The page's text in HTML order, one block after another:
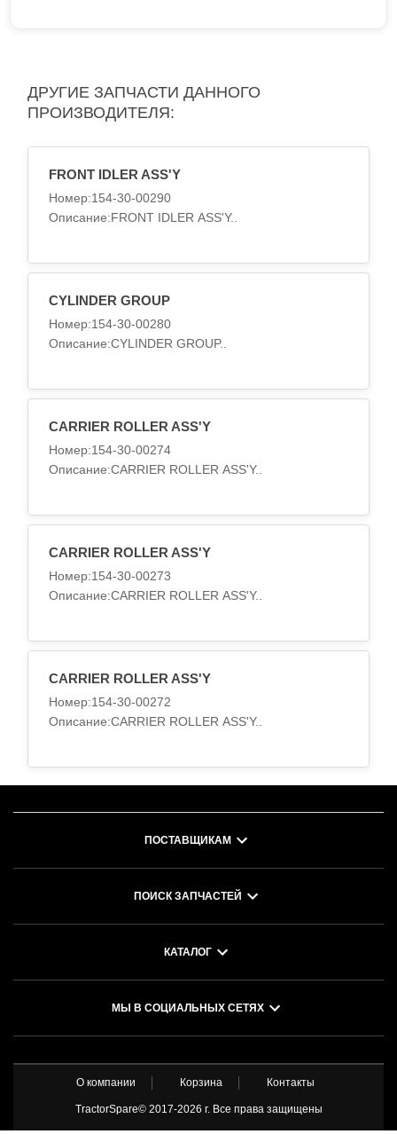
ДРУГИЕ ЗАПЧАСТИ ДАННОГО
ПРОИЗВОДИТЕЛЯ:
FRONT IDLER ASS'Y
Номер:154-30-00290
Описание:FRONT IDLER ASS'Y..
CYLINDER GROUP
Номер:154-30-00280
Описание:CYLINDER GROUP..
CARRIER ROLLER ASS'Y
Номер:154-30-00274
Описание:CARRIER ROLLER ASS'Y..
CARRIER ROLLER ASS'Y
Номер:154-30-00273
Описание:CARRIER ROLLER ASS'Y..
CARRIER ROLLER ASS'Y
Номер:154-30-00272
Описание:CARRIER ROLLER ASS'Y..
ПОСТАВЩИКАМ
ПОИСК ЗАПЧАСТЕЙ
КАТАЛОГ
МЫ В СОЦИАЛЬНЫХ СЕТЯХ
О компании Корзина Контакты
TractorSpare© 2017-2026 г. Все права защищены